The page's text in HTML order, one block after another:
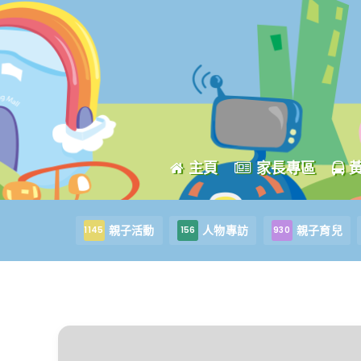
主頁 家長專區
1145 親子活動 156 人物專訪 930 親子育兒